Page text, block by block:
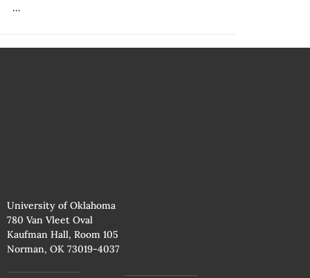
…
University of Oklahoma
780 Van Vleet Oval
Kaufman Hall, Room 105
Norman, OK 73019-4037